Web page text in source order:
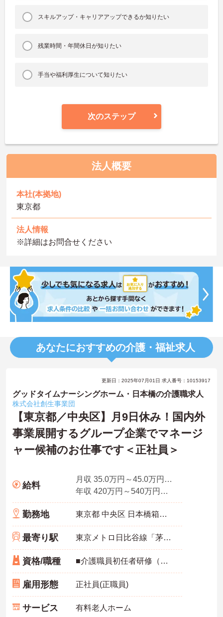
スキルアップ・キャリアアップできるか知りたい
残業時間・年間休日が知りたい
手当や福利厚生について知りたい
次のステップ
法人概要
本社(本拠地)
東京都
法人情報
※詳細はお問合せください
あなたにおすすめの介護・福祉求人
更新日：2025年07月01日 求人番号：10153917
グッドタイムナーシングホーム・日本橋の介護職求人
株式会社創生事業団
【東京都／中央区】月9日休み！国内外
事業展開するグループ企業でマネージ
ャー候補のお仕事です＜正社員＞
給料
月収 35.0万円～45.0万円程度 ※年俸の1/12
年収 420万円～540万円程度 ※年俸制
勤務地 東京都 中央区 日本橋箱崎町9-1
最寄り駅 東京メトロ日比谷線「茅場町駅」徒歩6分
資格/職種 ■介護職員初任者研修（ヘルパー2級）以上：必須 ■実務経験：必須（介護業務経験）
雇用形態 正社員(正職員)
サービス 有料老人ホーム